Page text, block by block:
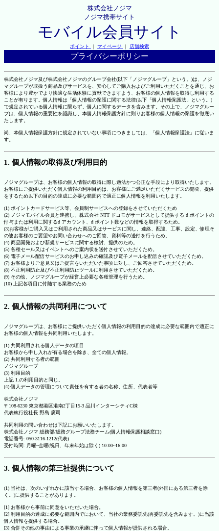
株式会社ノジマ
ノジマ携帯サイト
モバイル会員サイト
ポイント ｜ マイページ ｜ 店舗検索
プライバシーポリシー
株式会社ノジマ及び株式会社ノジマのグループ会社(以下「ノジマグループ」という。)は、ノジ
マグループが取扱う商品及びサービスを、安心してご購入およびご利用いただくことを通じ、お
客様により豊かでより快適な生活体験に貢献できますよう、お客様の個人情報を取得し利用する
ことが有ります。個人情報は「個人情報の保護に関する法律(以下「個人情報保護法」という。)
で規定されている個人情報に限らず、個人に関するデータを含みます。その上で、ノジマグルー
プは、個人情報の重要性を認識し、本個人情報保護方針に則りお客様の個人情報の保護を徹底い
たします。
尚、本個人情報保護方針に規定されていない事項につきましては、「個人情報保護法」に従いま
す。
1. 個人情報の取得及び利用目的
ノジマグループは、お客様の個人情報の取得に際し適法かつ公正な手段により取得いたします。
お客様にご提供いただく個人情報の利用目的は、お客様にご満足いただくサービスの開発、提供
をするため以下の目的の達成に必要な範囲内で適正に個人情報を利用いたします。
(1) ポイントカードサービス等、会員制サービスへの登録をさせていただくため
(2) ノジマモバイル会員と連携し、株式会社 NTT ドコモがサービスとして提供する d ポイントの
付与または利用に関するd アカウント、d ポイント数などの情報を取得するため。
(3)お客様がご購入又はご利用された商品又はサービスに関し、連絡、配達、工事、設定、修理そ
の他お客様のご要望やお問い合わせへのご回答、資料等の送付を行うため。
(4) 商品開発および新規サービスに関する検討、提供のため。
(5) 各種セール又はイベントへのご案内状を送付させていただくため。
(6) 電子メール配信サービスのお申し込みの確認及び電子メールを配信させていただくため。
(7) お客様よりご意見又はご提言をいただいた事項に対し、ご回答させていただくため。
(8) 不正利用防止及び不正利用防止ツールに利用させていただくため。
(9) その他、ノジマグループが経営上必要な各種管理を行うため。
(10) 上記各項目に付随する業務のため
2. 個人情報の共同利用について
ノジマグループは、お客様にご提供いただく個人情報の利用目的の達成に必要な範囲内で適正に
お客様の個人情報を共同利用いたします。
(1) 共同利用される個人データの項目
お客様から申し入れが有る場合を除き、全ての個人情報。
(2) 共同利用する者の範囲
ノジマグループ
(3) 利用目的
上記 1.の利用目的と同じ。
(4) 個人データの管理について責任を有する者の名称、住所、代表者等
株式会社ノジマ
〒108-6230 東京都港区港南2丁目15-3 品川インターシティC棟
代表執行役社長 野島 廣司
共同利用の問い合わせは下記にお願いいたします。
株式会社ノジマ 総務部/総務グループ法務チーム(個人情報保護相談窓口)
電話番号: 050-3116-1212(代表)
受付時間: 月曜~金曜(祝日、年末年始は除く) 10:00~16:00
3. 個人情報の第三社提供について
(1) 当社は、次のいずれかに該当する場合、お客様の個人情報を第三者(外国にある第三者を除
く。)に提供することがあります。
[1] お客様から事前に同意をいただいた場合。
[2] 利用目的の達成に必要な範囲内でにおいて、当社の業務委託先(再委託先を含みます。)に当該
個人情報を提供する場合。
[3] 合併その他の事由による事業の承継に伴って個人情報が提供される場合。